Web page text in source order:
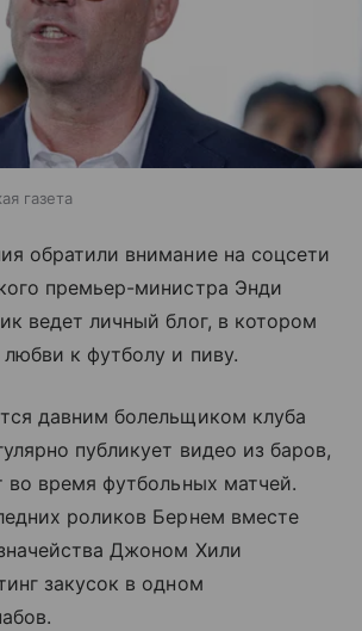
газета
обратили внимание на соцсети
премьер-министра Энди
ведет личный блог, в котором
к футболу и пиву.
давним болельщиком клуба
публикует видео из баров,
во время футбольных матчей.
роликов Бернем вместе
Джоном Хили
закусок в одном